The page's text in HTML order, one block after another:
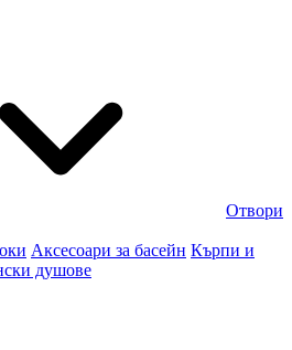
Отвори
Аксесоари за басейн Кърпи и
душове